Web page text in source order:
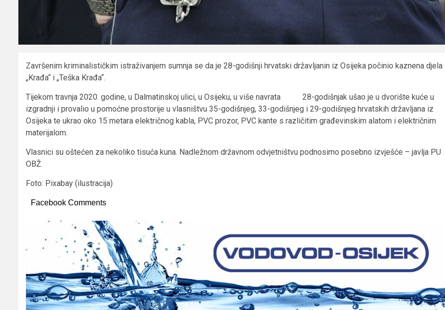
Završenim kriminalističkim istraživanjem sumnja se da je 28-godišnji hrvatski državljanin iz Osijeka počinio kaznena djela
„Krađa“ i „Teška Krađa“.
Tijekom travnja 2020. godine, u Dalmatinskoj ulici, u Osijeku, u više navrata 28-godišnjak ušao je u dvorište kuće u
izgradnji i provalio u pomoćne prostorije u vlasništvu 35-godišnjeg, 33-godišnjeg i 29-godišnjeg hrvatskih državljana iz
Osijeka te ukrao oko 15 metara električnog kabla, PVC prozor, PVC kante s različitim građevinskim alatom i električnim
materijalom.
Vlasnici su oštećen za nekoliko tisuća kuna. Nadležnom državnom odvjetništvu podnosimo posebno izvješće – javlja PU
OBŽ.
Foto: Pixabay (ilustracija)
Facebook Comments